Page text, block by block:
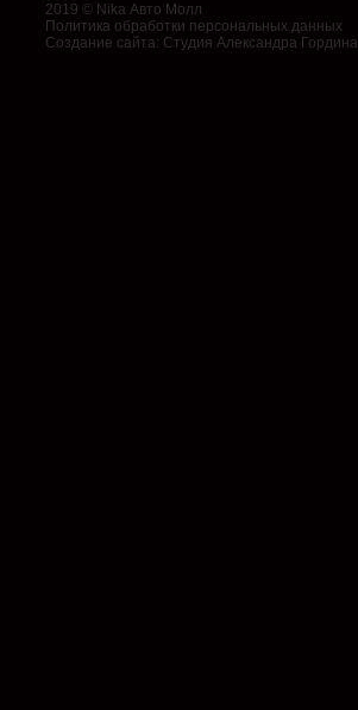
2019 © Nika Авто Молл
Политика обработки персональных данных
Создание сайта: Студия Александра Гордина